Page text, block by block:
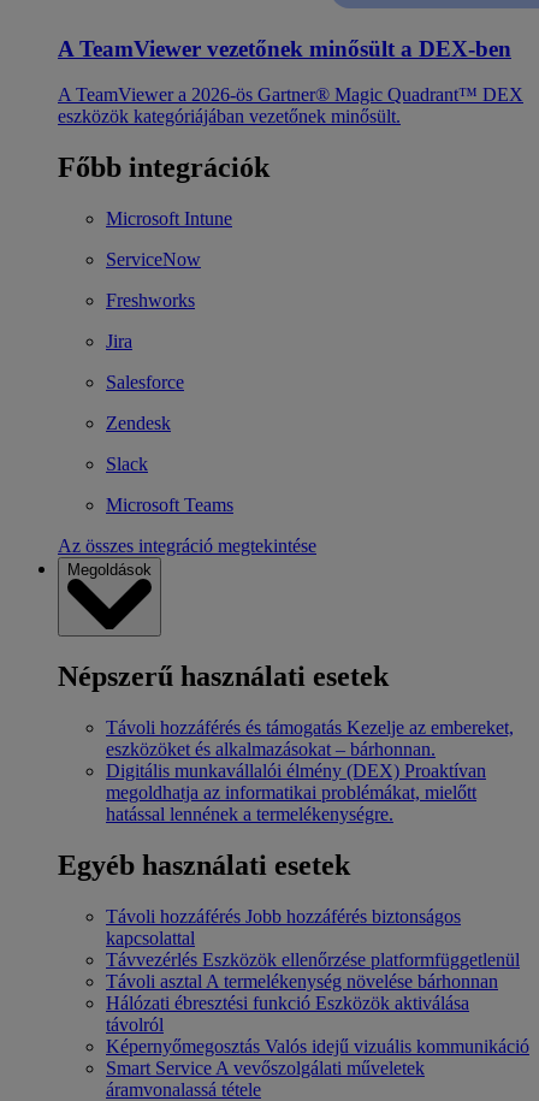
A TeamViewer vezetőnek minősült a DEX-ben
A TeamViewer a 2026-ös Gartner® Magic Quadrant™ DEX
eszközök kategóriájában vezetőnek minősült.
Főbb integrációk
Microsoft Intune
ServiceNow
Freshworks
Jira
Salesforce
Zendesk
Slack
Microsoft Teams
Az összes integráció megtekintése
Megoldások
Népszerű használati esetek
Távoli hozzáférés és támogatás Kezelje az embereket,
eszközöket és alkalmazásokat – bárhonnan.
Digitális munkavállalói élmény (DEX) Proaktívan
megoldhatja az informatikai problémákat, mielőtt
hatással lennének a termelékenységre.
Egyéb használati esetek
Távoli hozzáférés Jobb hozzáférés biztonságos
kapcsolattal
Távvezérlés Eszközök ellenőrzése platformfüggetlenül
Távoli asztal A termelékenység növelése bárhonnan
Hálózati ébresztési funkció Eszközök aktiválása
távolról
Képernyőmegosztás Valós idejű vizuális kommunikáció
Smart Service A vevőszolgálati műveletek
áramvonalassá tétele